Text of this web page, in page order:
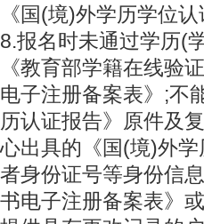
《国(境)外学历学位
8.报名时未通过学历(
《教育部学籍在线验
电子注册备案表》;不
历认证报告》原件及
心出具的《国(境)外
者身份证号等身份信
书电子注册备案表》